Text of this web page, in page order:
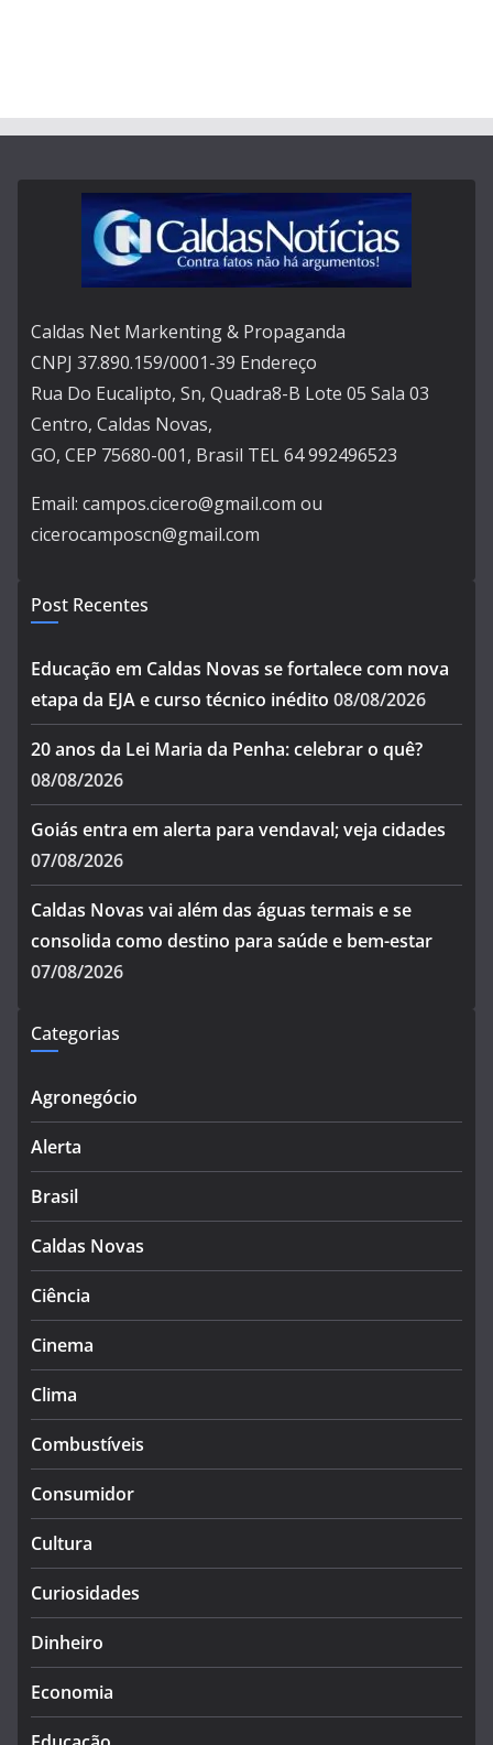
Caldas Net Markenting & Propaganda
CNPJ 37.890.159/0001-39 Endereço
Rua Do Eucalipto, Sn, Quadra8-B Lote 05 Sala 03
Centro, Caldas Novas,
GO, CEP 75680-001, Brasil TEL 64 992496523
Email: campos.cicero@gmail.com ou
cicerocamposcn@gmail.com
Post Recentes
Educação em Caldas Novas se fortalece com nova
etapa da EJA e curso técnico inédito 08/08/2026
20 anos da Lei Maria da Penha: celebrar o quê?
08/08/2026
Goiás entra em alerta para vendaval; veja cidades
07/08/2026
Caldas Novas vai além das águas termais e se
consolida como destino para saúde e bem-estar
07/08/2026
Categorias
Agronegócio
Alerta
Brasil
Caldas Novas
Ciência
Cinema
Clima
Combustíveis
Consumidor
Cultura
Curiosidades
Dinheiro
Economia